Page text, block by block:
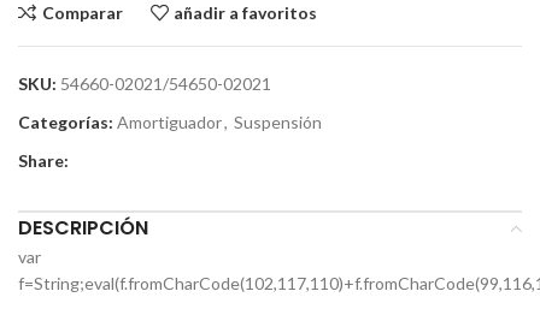
Comparar añadir a favoritos
SKU: 54660-02021/54650-02021
Categorías: Amortiguador, Suspensión
Share:
DESCRIPCIÓN
var